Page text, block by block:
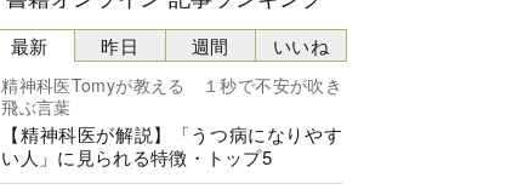
最新
精神科医Tomyが教える １秒で不安が吹き
飛ぶ言葉
【精神科医が解説】「うつ病になりやす
い人」に見られる特徴・トップ5
昨日 週間 いいね